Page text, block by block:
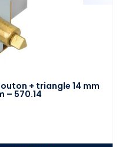
+ triangle 14 mm
– 570.14